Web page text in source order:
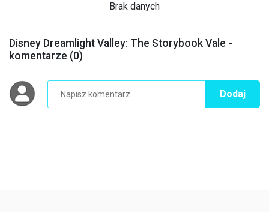
Brak danych
Disney Dreamlight Valley: The Storybook Vale -
komentarze (0)
Dodaj